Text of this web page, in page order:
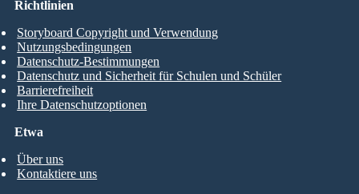
Etwa
Über uns
Kontaktiere uns
Richtlinien
Storyboard Copyright und Verwendung
Nutzungsbedingungen
Datenschutz-Bestimmungen
Datenschutz und Sicherheit für Schulen und Schüler
Barrierefreiheit
Ihre Datenschutzoptionen